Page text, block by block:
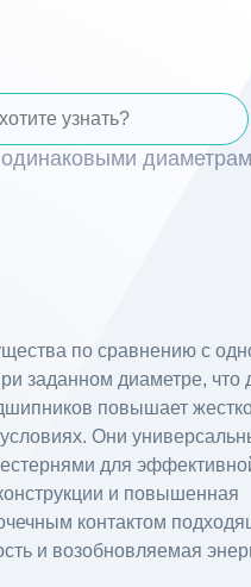
по сравнению с
заданном диаметре, что
повышает
Они
для
и повышенная
контактом
и возобновляемая